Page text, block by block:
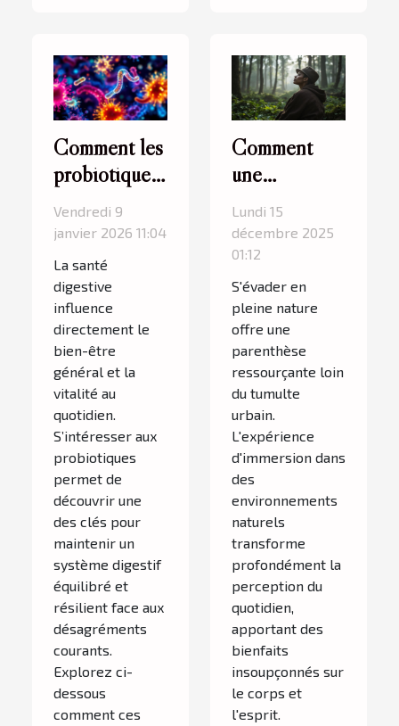
Comment les
probiotiques
améliorent-
ils la
digestion
quotidienne ?
Vendredi 9
janvier 2026 11:04
La santé
digestive
influence
directement le
bien-être
général et la
vitalité au
quotidien.
S’intéresser aux
probiotiques
permet de
découvrir une
des clés pour
maintenir un
système digestif
équilibré et
résilient face aux
désagréments
courants.
Explorez ci-
dessous
comment ces
Comment
une
immersion en
pleine nature
transforme-t-
elle notre
quotidien ?
Lundi 15
décembre 2025
01:12
S'évader en
pleine nature
offre une
parenthèse
ressourçante loin
du tumulte
urbain.
L'expérience
d'immersion dans
des
environnements
naturels
transforme
profondément la
perception du
quotidien,
apportant des
bienfaits
insoupçonnés sur
le corps et
l'esprit.